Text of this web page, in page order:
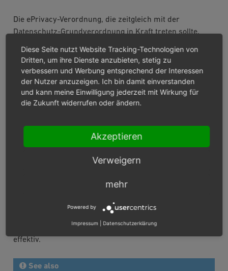
Die ePrivacy-Verordnung, die zeitgleich mit der
Datenschutz-Grundverordnung in Kraft treten sollte,
trat allerdings bis heute nicht in Kraft.
Die Datenschutz-Grundverordnung, die seit Mai 2018
Gesetz ist, verlangt die Nennung der rechtlichen
Grundlagen für Cookies in der Datenschutzerklärung.
Die rechtlichen Grundlagen sind also komplex.
und abhängig vom jeweiligen Geschäftsmodell im Shop
Sind die rechtlichen Anforderungen allerdings einmal
geklärt, ist die konkrete Umsetzung durch das Modul
und die Consent Management Platform schnell und
effektiv.
See also
Diese Seite nutzt Website Tracking-Technologien von
Dritten, um ihre Dienste anzubieten, stetig zu
verbessern und Werbung entsprechend der Interessen
der Nutzer anzuzeigen. Ich bin damit einverstanden
und kann meine Einwilligung jederzeit mit Wirkung für
die Zukunft widerrufen oder ändern.
Akzeptieren
Verweigern
mehr
Powered by
Impressum Datenschutzerklärung